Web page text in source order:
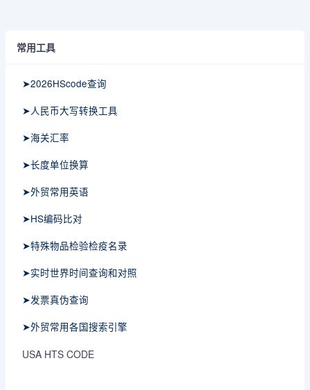
常用工具
➤2026HScode查询
➤人民币大写转换工具
➤海关汇率
➤长度单位换算
➤外贸常用英语
➤HS编码比对
➤特殊物品检验检疫名录
➤实时世界时间查询和对照
➤发票真伪查询
➤外贸常用各国搜索引擎
USA HTS CODE